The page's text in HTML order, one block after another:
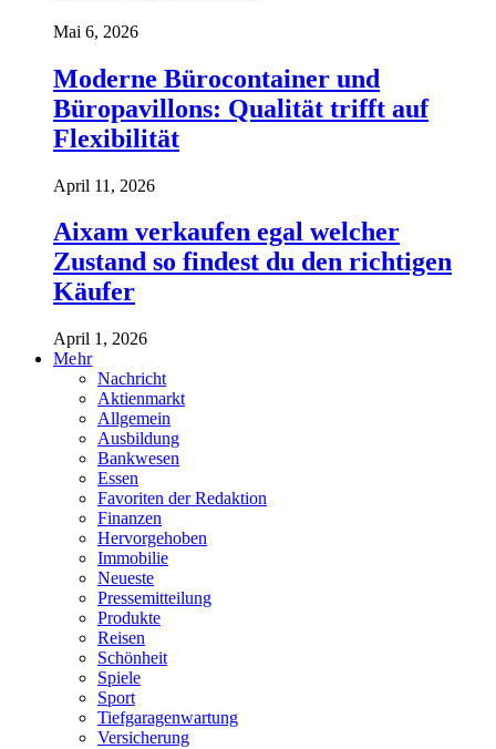
Mai 6, 2026
Moderne Bürocontainer und
Büropavillons: Qualität trifft auf
Flexibilität
April 11, 2026
Aixam verkaufen egal welcher
Zustand so findest du den richtigen
Käufer
April 1, 2026
Mehr
Nachricht
Aktienmarkt
Allgemein
Ausbildung
Bankwesen
Essen
Favoriten der Redaktion
Finanzen
Hervorgehoben
Immobilie
Neueste
Pressemitteilung
Produkte
Reisen
Schönheit
Spiele
Sport
Tiefgaragenwartung
Versicherung